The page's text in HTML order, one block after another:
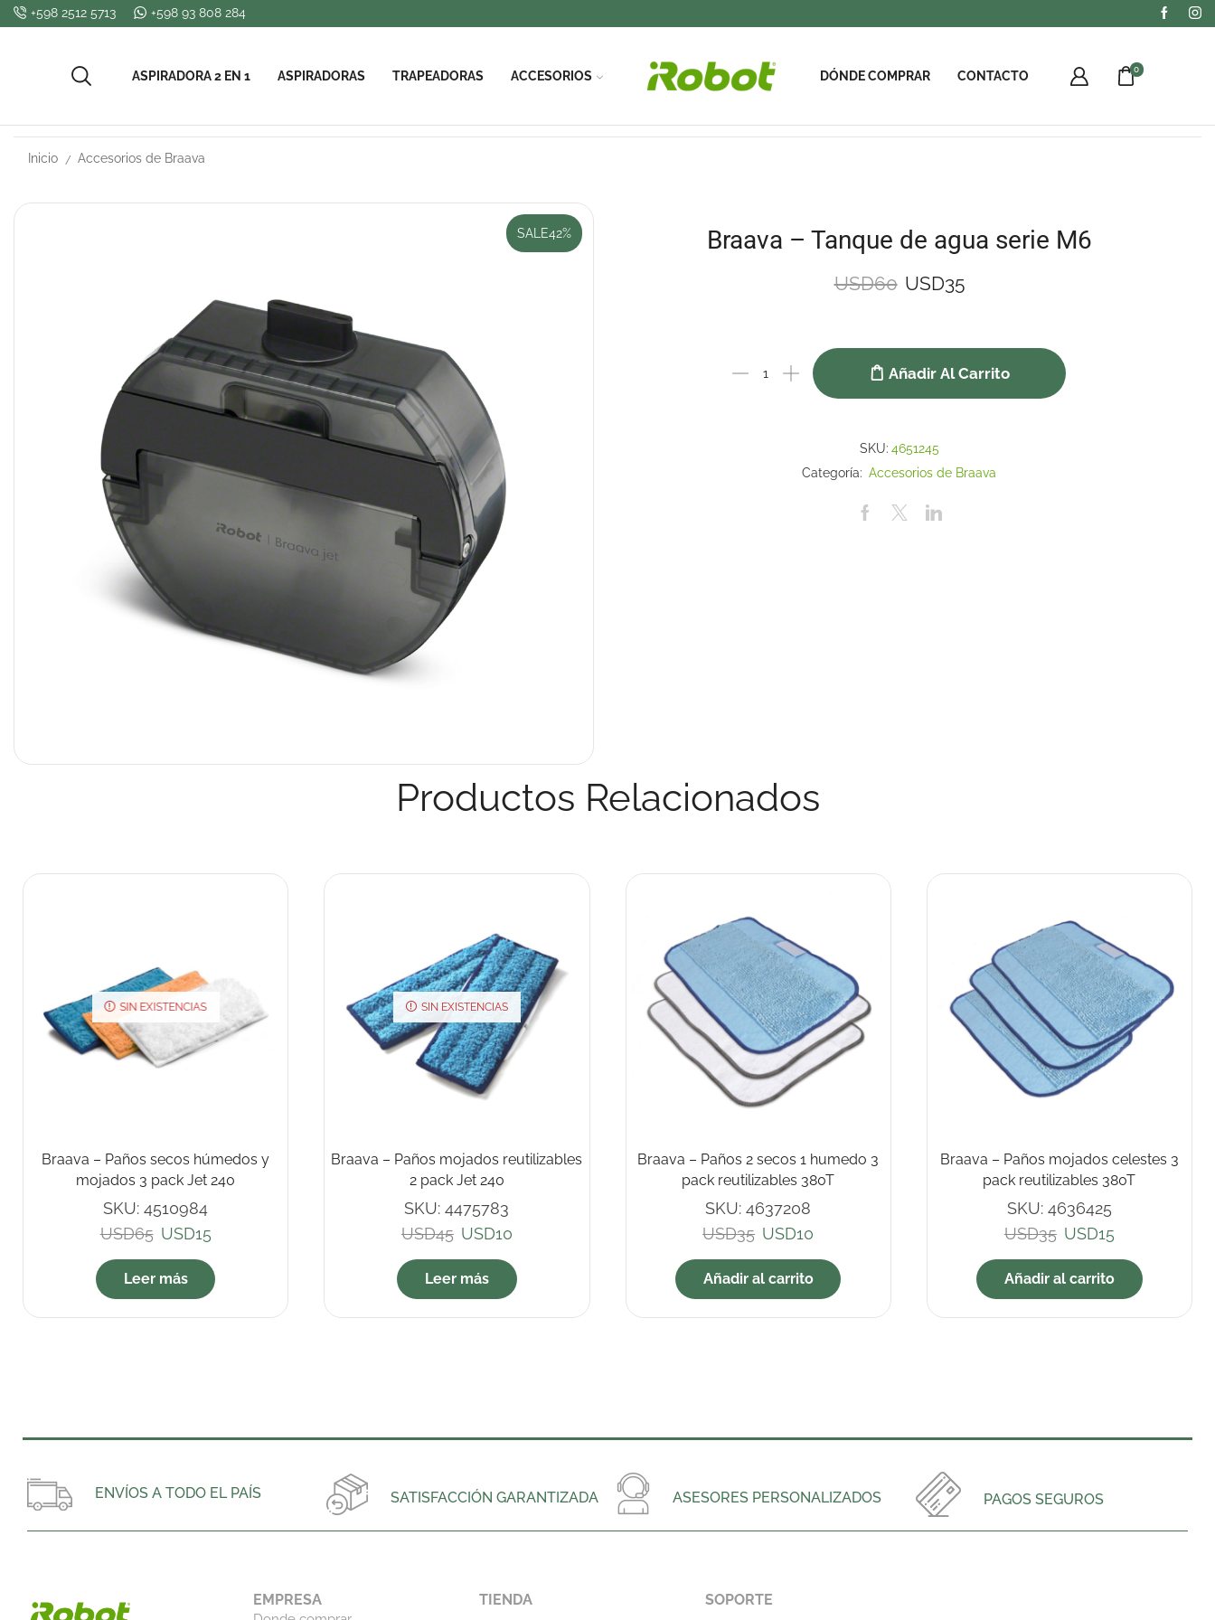
+598 2512 5713 +598 93 808 284
ASPIRADORA 2 EN 1 ASPIRADORAS TRAPEADORAS ACCESORIOS DÓNDE COMPRAR CONTACTO 0
Inicio / Accesorios de Braava
SALE42% Braava – Tanque de agua serie M6
USD60 USD35
Añadir Al Carrito
SKU: 4651245
Categoría: Accesorios de Braava
Productos Relacionados
SIN EXISTENCIAS
Braava – Paños secos húmedos y
mojados 3 pack Jet 240
SKU:4510984
USD65 USD15
Leer más
SIN EXISTENCIAS
Braava – Paños mojados reutilizables
2 pack Jet 240
SKU:4475783
USD45 USD10
Leer más
Braava – Paños 2 secos 1 humedo 3
pack reutilizables 380T
SKU:4637208
USD35 USD10
Añadir al carrito
Braava – Paños mojados celestes 3
pack reutilizables 380T
SKU: 4636425
USD35 USD15
Añadir al carrito
ENVÍOS A TODO EL PAÍS SATISFACCIÓN GARANTIZADA ASESORES PERSONALIZADOS PAGOS SEGUROS
EMPRESA TIENDA SOPORTE